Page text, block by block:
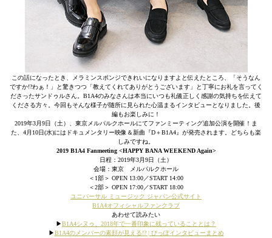
この話になったとき、メラミンスポンジできれいになりますよと伝えたところ、「そうなん
ですか!?わぁ！」と驚きつつ「教えてくれてありがとうございます」と丁寧にお礼を言ってく
ださったサンドゥルさん。B1A4のみなさんは本当にいつも礼儀正しく感謝の気持ちを伝えて
くださる方々。今回もそんな様子が随所に見られた心温まるインタビューとなりました。後
編もお楽しみに！
2019年3月9日（土）、東京メルパルクホールにてファンミーティング追加公演を開催！ま
た、4月10日(水)にはドキュメンタリー映像＆新曲『D＋B1A4』が発売されます。どちらも楽
しみですね。
2019 B1A4 Fanmeeting <HAPPY BANA WEEKEND Again>
日程：2019年3月9日（土）
会場：東京 メルパルクホール
＜1部＞ OPEN 13:00／START 14:00
＜2部＞ OPEN 17:00／START 18:00
ユニバーサル ミュージック ジャパン公式サイト
B1A4オフィシャルファンクラブ
あわせて読みたい
▶︎B1A4シヌゥ、2018年で一番印象に残っていることとは？
▶︎B1A4のメンバーの素顔が見える!? | びっぽインタビューまとめ